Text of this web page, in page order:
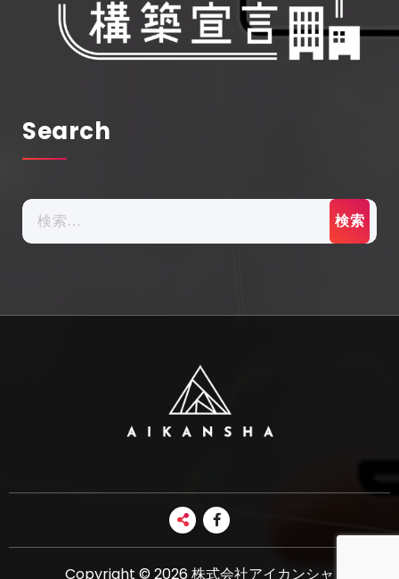
Search
検
索:
Copyright © 2026 株式会社アイカンシャ